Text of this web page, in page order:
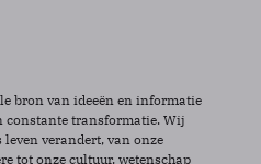
bron van ideeën en informatie
constante transformatie. Wij
verandert, van onze
tot onze cultuur, wetenschap